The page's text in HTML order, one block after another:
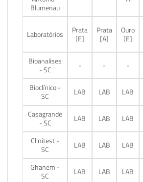
Blumenau
Laboratórios
Prata
[E]
Prata
[A]
Ouro
[E]
Bioanalises
- SC
- - -
Bioclínico -
SC
LAB LAB LAB
Casagrande
- SC
LAB LAB LAB
Clinitest -
SC
LAB LAB LAB
Ghanem -
SC
LAB LAB LAB